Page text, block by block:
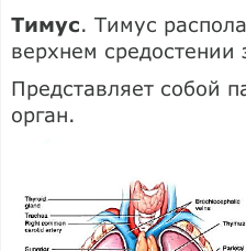
Тимус. Тимус
верхнем средостении
Представляет собой
орган.